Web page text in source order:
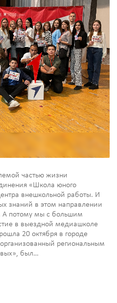
частью жизни
«Школа юного
внешкольной работы. И
знаний в этом направлении
А потому мы с большим
в выездной медиашколе
20 октября в городе
региональным
был…